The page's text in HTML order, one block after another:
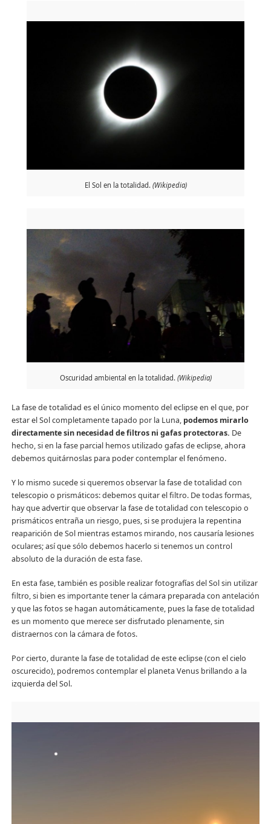
El Sol en la totalidad. (Wikipedia)
Oscuridad ambiental en la totalidad. (Wikipedia)
La fase de totalidad es el único momento del eclipse en el que, por
estar el Sol completamente tapado por la Luna, podemos mirarlo
directamente sin necesidad de filtros ni gafas protectoras. De
hecho, si en la fase parcial hemos utilizado gafas de eclipse, ahora
debemos quitárnoslas para poder contemplar el fenómeno.
Y lo mismo sucede si queremos observar la fase de totalidad con
telescopio o prismáticos: debemos quitar el filtro. De todas formas,
hay que advertir que observar la fase de totalidad con telescopio o
prismáticos entraña un riesgo, pues, si se produjera la repentina
reaparición de Sol mientras estamos mirando, nos causaría lesiones
oculares; así que sólo debemos hacerlo si tenemos un control
absoluto de la duración de esta fase.
En esta fase, también es posible realizar fotografías del Sol sin utilizar
filtro, si bien es importante tener la cámara preparada con antelación
y que las fotos se hagan automáticamente, pues la fase de totalidad
es un momento que merece ser disfrutado plenamente, sin
distraernos con la cámara de fotos.
Por cierto, durante la fase de totalidad de este eclipse (con el cielo
oscurecido), podremos contemplar el planeta Venus brillando a la
izquierda del Sol.